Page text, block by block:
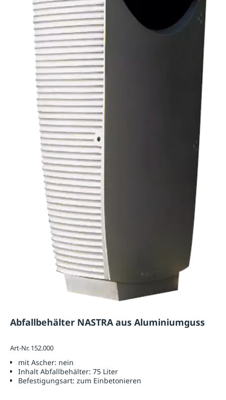
Abfallbehälter NASTRA aus Aluminiumguss
Art-Nr. 152.000
mit Ascher: nein
Inhalt Abfallbehälter: 75 Liter
Befestigungsart: zum Einbetonieren